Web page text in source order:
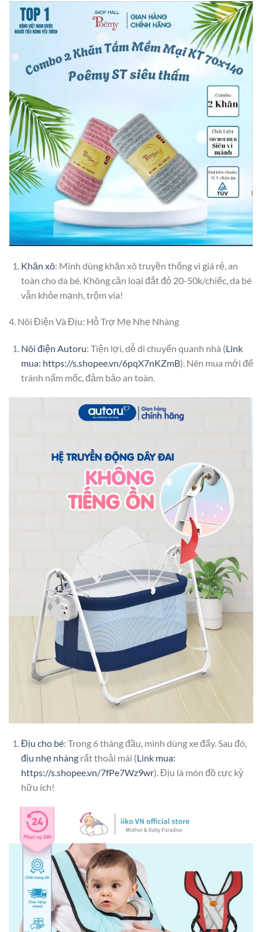
Khăn xô: Mình dùng khăn xô truyền thống vì giá rẻ, an
toàn cho da bé. Không cần loại đắt đỏ 20-50k/chiếc, da bé
vẫn khỏe mạnh, trộm vía!
4. Nôi Điện Và Địu: Hỗ Trợ Mẹ Nhẹ Nhàng
Nôi điện Autoru: Tiện lợi, dễ di chuyển quanh nhà (Link
mua: https://s.shopee.vn/6pqX7nKZmB). Nên mua mới để
tránh nấm mốc, đảm bảo an toàn.
Địu cho bé: Trong 6 tháng đầu, mình dùng xe đẩy. Sau đó,
địu nhẹ nhàngrất thoải mái (Link mua:
https://s.shopee.vn/7fPe7Wz9wr). Địu là món đồ cực kỳ
hữu ích!